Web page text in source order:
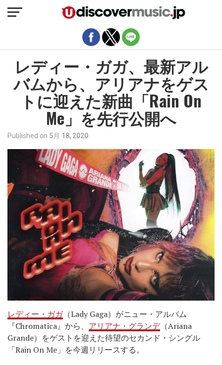
レディー・ガガ、最新アル
バムから、アリアナをゲス
トに迎えた新曲「Rain On
Me」を先行公開へ
Published on 5月 18, 2020
レディー・ガガ（Lady Gaga）がニュー・アルバム
『Chromatica』から、 アリアナ・グランデ（Ariana
Grande）をゲストを迎えた待望のセカンド・シングル
「Rain On Me」を今週リリースする。
モバイルバージョンを終了